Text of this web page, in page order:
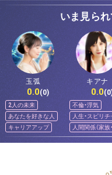
いま見ら
玉弧
0.0(0)
2人の未来
あなたを好きな人
キャリアアップ
キアナ
0.0
不倫・浮気
人生・スピリチ
アル
人間関係（家族
人）